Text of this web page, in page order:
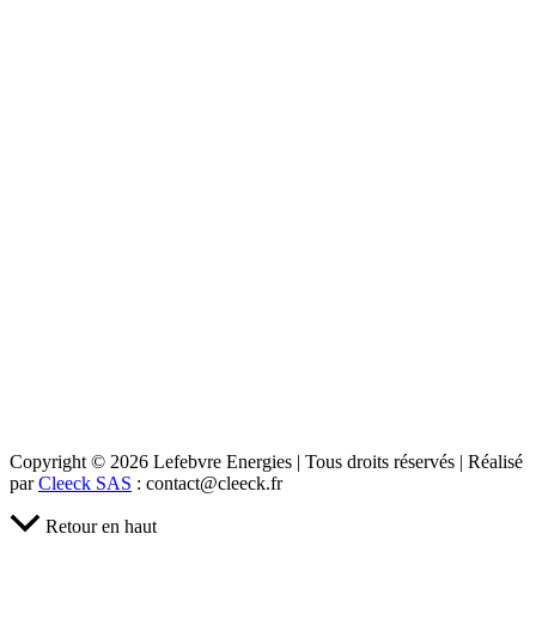
Copyright © 2026 Lefebvre Energies | Tous droits réservés | Réalisé
parCleeck SAS : contact@cleeck.fr
Retour en haut